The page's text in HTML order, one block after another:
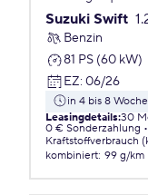
Suzuki Swift
Benzin
81 PS (60 kW)
EZ: 06/26
in 4 bis 8
Leasingdetails:30
0 € Sonderzahlung
Kraftstoffverbrauch
kombiniert: 99 g/km